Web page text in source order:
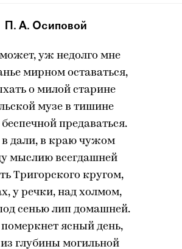
П. А. Осиповой
уж недолго мне
мирном оставаться,
о милой старине
музе в тишине
предаваться.
дали, в краю чужом
мыслию всегдашней
Тригорского кругом,
у речки, над холмом,
сенью лип домашней.
ясный день,
глубины могильной